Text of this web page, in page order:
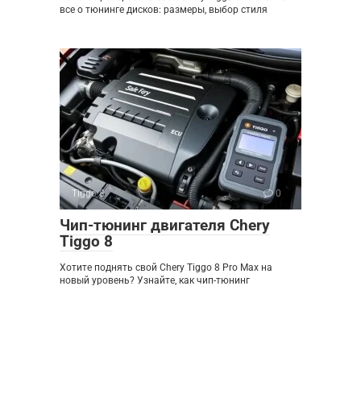
все о тюнинге дисков: размеры, выбор стиля
Tiggo 8 0
Чип-тюнинг двигателя Chery
Tiggo 8
Хотите поднять свой Chery Tiggo 8 Pro Max на
новый уровень? Узнайте, как чип-тюнинг